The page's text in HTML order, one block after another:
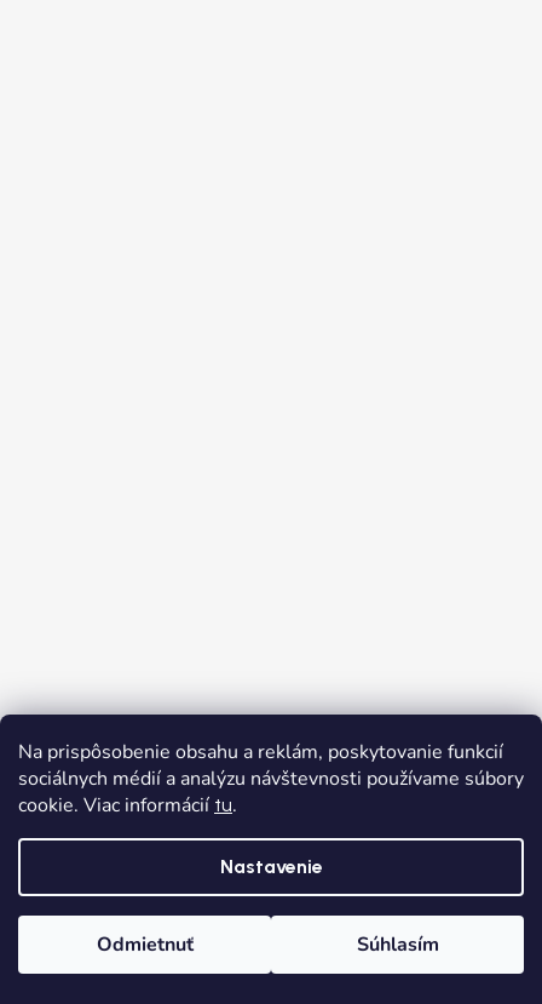
Na prispôsobenie obsahu a reklám, poskytovanie funkcií
sociálnych médií a analýzu návštevnosti používame súbory
cookie. Viac informácií tu.
Nastavenie
Odmietnuť Súhlasím